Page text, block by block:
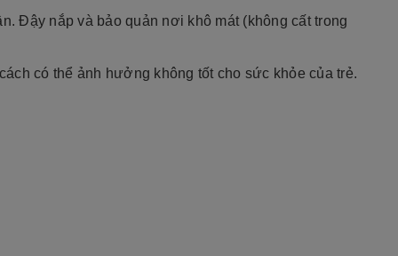
Đậy nắp và bảo quản nơi khô mát (không cất trong
có thể ảnh hưởng không tốt cho sức khỏe của trẻ.